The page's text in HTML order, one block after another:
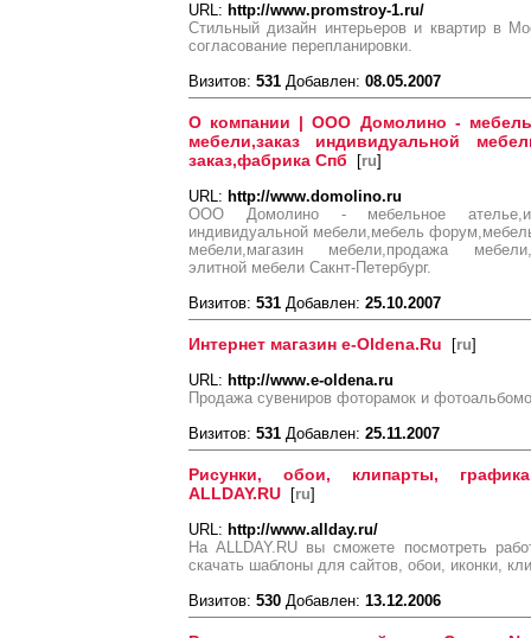
URL: http://www.promstroy-1.ru/
Стильный дизайн интерьеров и квартир в
согласование перепланировки.
Визитов: 531 Добавлен: 08.05.2007
О компании | ООО Домолино -
мебели,заказ индивидуальной
заказ,фабрика Спб [ru]
URL: http://www.domolino.ru
ООО Домолино - мебельное
индивидуальной мебели,мебель
мебели,магазин мебели,продажа
элитной мебели Сакнт-Петербург.
Визитов: 531 Добавлен: 25.10.2007
Интернет магазин e-Oldena.Ru [ru]
URL: http://www.e-oldena.ru
Продажа сувениров фоторамок и
Визитов: 531 Добавлен: 25.11.2007
Рисунки, обои, клипарты,
ALLDAY.RU [ru]
URL: http://www.allday.ru/
На ALLDAY.RU вы сможете посмотреть
скачать шаблоны для сайтов, обои, иконки,
Визитов: 530 Добавлен: 13.12.2006